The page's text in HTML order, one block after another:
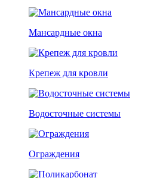
Мансардные окна
Крепеж для кровли
Водосточные системы
Ограждения